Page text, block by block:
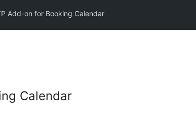
Add-on for Booking Calendar
Calendar